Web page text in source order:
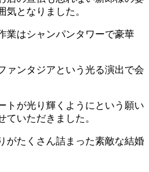
気となりました。
業はシャンパンタワーで豪華
ァンタジアという光る演出で会
トが光り輝くようにという願い
ていただきました。
がたくさん詰まった素敵な結婚